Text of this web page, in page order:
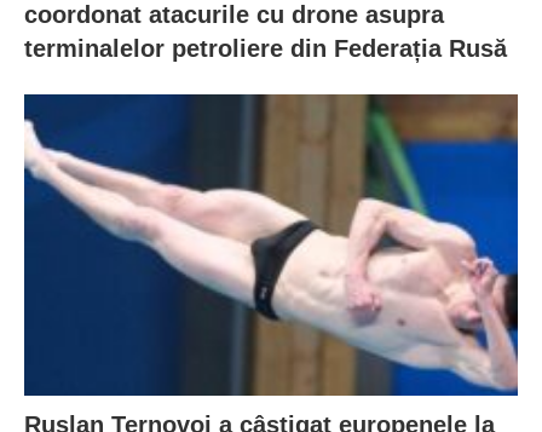
coordonat atacurile cu drone asupra
terminalelor petroliere din Federația Rusă
Ruslan Ternovoi a câștigat europenele la